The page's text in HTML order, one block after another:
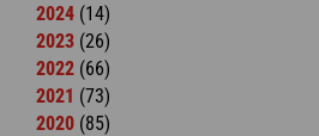
2024 (14)
2023 (26)
2022 (66)
2021 (73)
2020 (85)